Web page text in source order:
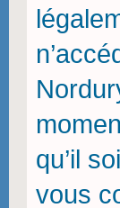
qu’il
vous